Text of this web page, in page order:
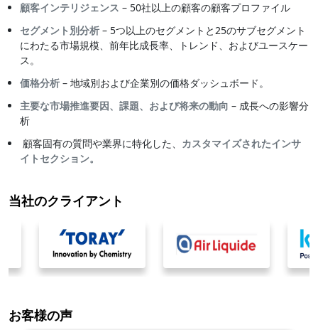
顧客インテリジェンス – 50社以上の顧客の顧客プロファイル
セグメント別分析 – 5つ以上のセグメントと25のサブセグメント
にわたる市場規模、前年比成長率、トレンド、およびユースケー
ス。
価格分析 – 地域別および企業別の価格ダッシュボード。
主要な市場推進要因、課題、および将来の動向 – 成長への影響分
析
顧客固有の質問や業界に特化した、 カスタマイズされたインサ
イトセクション。
当社のクライアント
お客様の声